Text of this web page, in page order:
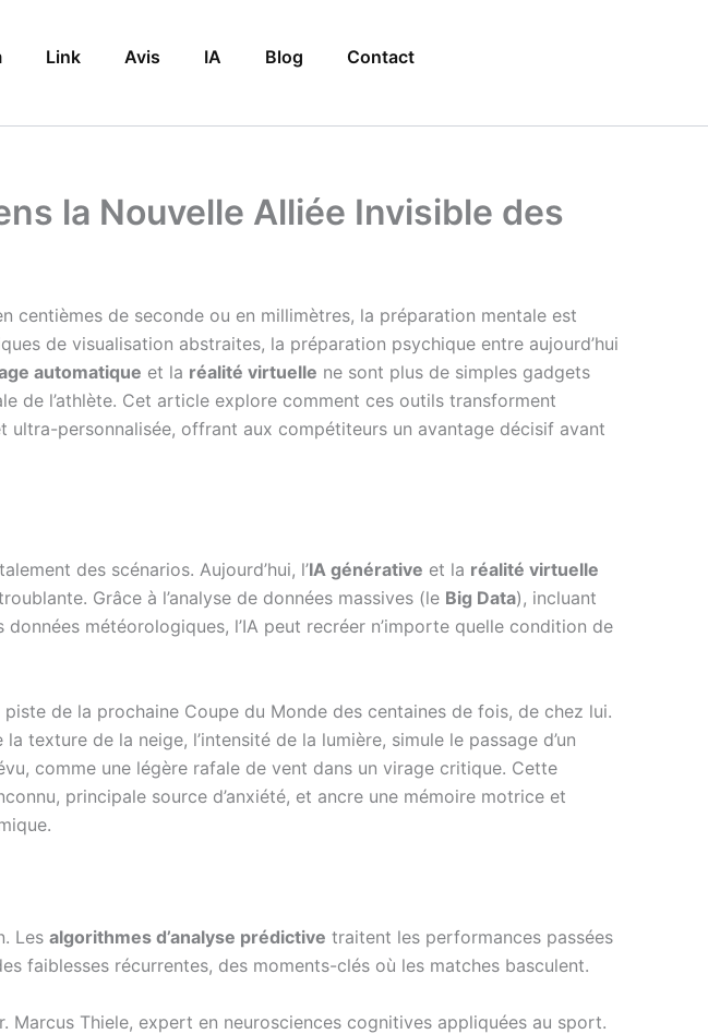
Link Avis IA Blog Contact
la Nouvelle Alliée Invisible des
centièmes de seconde ou en millimètres, la préparation mentale est
de visualisation abstraites, la préparation psychique entre aujourd’hui
automatique et la réalité virtuelle ne sont plus de simples gadgets
de l’athlète. Cet article explore comment ces outils transforment
personnalisée, offrant aux compétiteurs un avantage décisif avant
des scénarios. Aujourd’hui, l’IA générative et la réalité virtuelle
Grâce à l’analyse de données massives (le Big Data), incluant
météorologiques, l’IA peut recréer n’importe quelle condition de
de la prochaine Coupe du Monde des centaines de fois, de chez lui.
texture de la neige, l’intensité de la lumière, simule le passage d’un
comme une légère rafale de vent dans un virage critique. Cette
principale source d’anxiété, et ancre une mémoire motrice et
Les algorithmes d’analyse prédictive traitent les performances passées
faiblesses récurrentes, des moments-clés où les matches basculent.
Marcus Thiele, expert en neurosciences cognitives appliquées au sport.